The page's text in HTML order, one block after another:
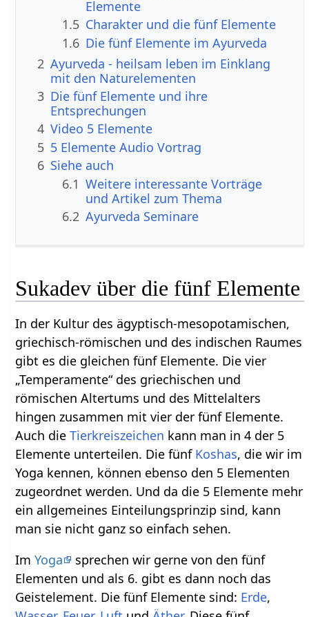
Elemente
1.5 Charakter und die fünf Elemente
1.6 Die fünf Elemente im Ayurveda
2 Ayurveda - heilsam leben im Einklang
mit den Naturelementen
3 Die fünf Elemente und ihre
Entsprechungen
4 Video 5 Elemente
5 5 Elemente Audio Vortrag
6 Siehe auch
6.1 Weitere interessante Vorträge
und Artikel zum Thema
6.2 Ayurveda Seminare
Sukadev über die fünf Elemente
In der Kultur des ägyptisch-mesopotamischen,
griechisch-römischen und des indischen Raumes
gibt es die gleichen fünf Elemente. Die vier
„Temperamente“ des griechischen und
römischen Altertums und des Mittelalters
hingen zusammen mit vier der fünf Elemente.
Auch dieTierkreiszeichen kann man in 4 der 5
Elemente unterteilen. Die fünf Koshas, die wir im
Yoga kennen, können ebenso den 5 Elementen
zugeordnet werden. Und da die 5 Elemente mehr
ein allgemeines Einteilungsprinzip sind, kann
man sie nicht ganz so einfach sehen.
ImYoga
sprechen wir gerne von den fünf
Elementen und als 6. gibt es dann noch das
Geistelement. Die fünf Elemente sind: Erde,